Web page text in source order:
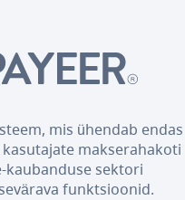
mis ühendab endas
makserahakoti
kaubanduse sektori
funktsioonid.